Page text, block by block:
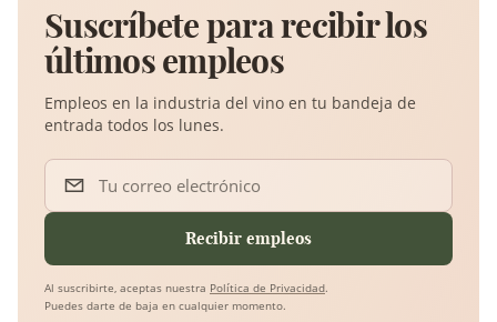
Suscríbete para recibir los
últimos empleos
Empleos en la industria del vino en tu bandeja de
entrada todos los lunes.
Tu correo electrónico
Recibir empleos
Al suscribirte, aceptas nuestra Política de Privacidad.
Puedes darte de baja en cualquier momento.